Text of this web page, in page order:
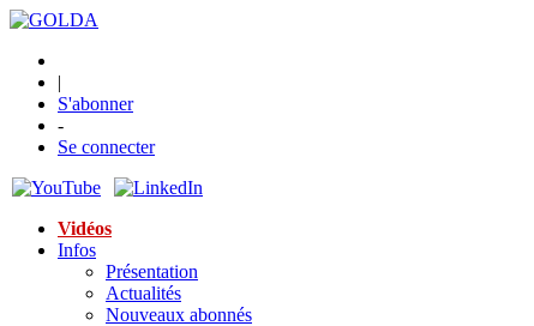
|
S'abonner
-
Se connecter
Vidéos
Infos
Présentation
Actualités
Nouveaux abonnés